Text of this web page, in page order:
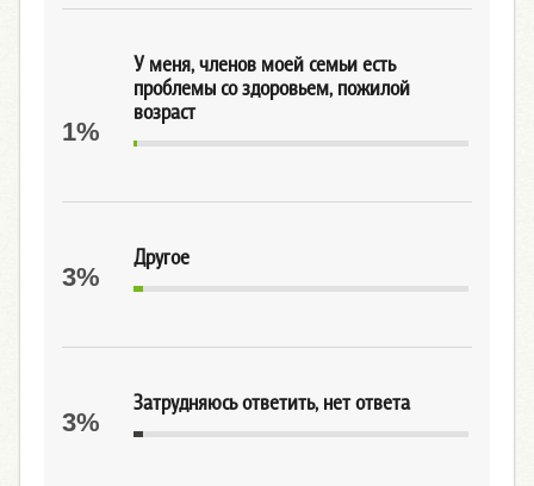
У меня, членов моей семьи есть
проблемы со здоровьем, пожилой
возраст
1%
Другое
3%
Затрудняюсь ответить, нет ответа
3%